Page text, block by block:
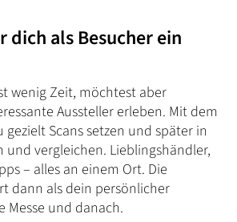
dich als Besucher ein
wenig Zeit, möchtest aber
Aussteller erleben. Mit dem
gezielt Scans setzen und später in
und vergleichen. Lieblingshändler,
– alles an einem Ort. Die
dann als dein persönlicher
Messe und danach.